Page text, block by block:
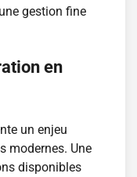
gestion fine
en
un enjeu
modernes. Une
disponibles